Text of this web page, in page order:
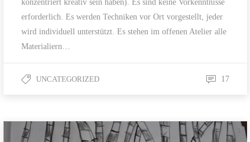
konzentriert kreativ sein haben). Es sind keine Vorkenntnisse
erforderlich. Es werden Techniken vor Ort vorgestellt, jeder
wird individuell unterstützt. Es stehen im offenen Atelier alle
Materialiern…
UNCATEGORIZED 17